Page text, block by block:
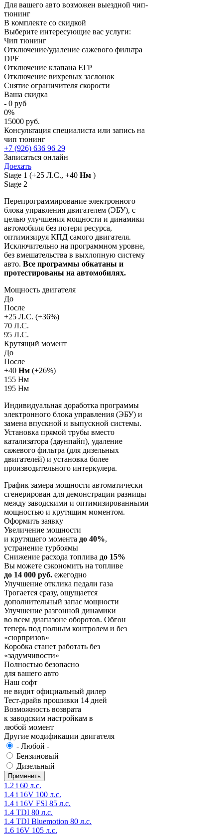
Для вашего авто возможен выездной чип-
тюнинг
В комплекте со скидкой
Выберите интересующие вас услуги:
Чип тюнинг
Отключение/удаление сажевого фильтра
DPF
Отключение клапана ЕГР
Отключение вихревых заслонок
Снятие ограничителя скорости
Ваша скидка
- 0 руб
0%
15000 руб.
Консультация специалиста или запись на
чип тюнинг
+7 (926) 636 96 29
Записаться онлайн
Доехать
Stage 1 (+25 Л.С., +40 Нм )
Stage 2
Перепрограммирование электронного
блока управления двигателем (ЭБУ), с
целью улучшения мощности и динамики
автомобиля без потери ресурса,
оптимизируя КПД самого двигателя.
Исключительно на программном уровне,
без вмешательства в выхлопную систему
авто. Все программы обкатаны и
протестированы на автомобилях.
Мощность двигателя
До
После
+25 Л.С. (+36%)
70 Л.С.
95 Л.С.
Крутящий момент
До
После
+40 Нм (+26%)
155 Нм
195 Нм
Индивидуальная доработка программы
электронного блока управления (ЭБУ) и
замена впускной и выпускной системы.
Установка прямой трубы вместо
катализатора (даунпайп), удаление
сажевого фильтра (для дизельных
двигателей) и установка более
производительного интеркулера.
График замера мощности автоматически
сгенерирован для демонстрации разницы
между заводскими и оптимизированными
мощностью и крутящим моментом.
Оформить заявку
Увеличение мощности
и крутящего момента до 40%,
устранение турбоямы
Снижение расхода топлива до 15%
Вы можете сэкономить на топливе
до 14 000 руб. ежегодно
Улучшение отклика педали газа
Трогается сразу, ощущается
дополнительный запас мощности
Улучшение разгонной динамики
во всем диапазоне оборотов. Обгон
теперь под полным контролем и без
«сюрпризов»
Коробка станет работать без
«задумчивости»
Полностью безопасно
для вашего авто
Наш софт
не видит официальный дилер
Тест-драйв прошивки 14 дней
Возможность возврата
к заводским настройкам в
любой момент
Другие модификации двигателя
- Любой -
Бензиновый
Дизельный
1.2 i 60 л.с.
1.4 i 16V 100 л.с.
1.4 i 16V FSI 85 л.с.
1.4 TDI 80 л.с.
1.4 TDI Bluemotion 80 л.с.
1.6 16V 105 л.с.